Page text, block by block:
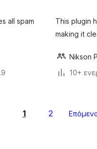
all spam
This plugin
making it
Nikson
10+
1 2